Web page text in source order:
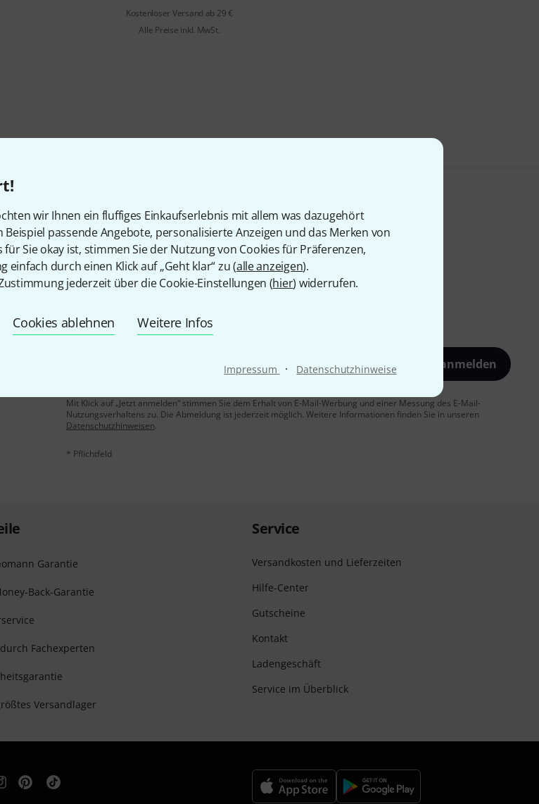
wir Ihnen ein fluffiges Einkaufserlebnis mit allem was dazugehört
Beispiel passende Angebote, personalisierte Anzeigen und das Merken von
für Sie okay ist, stimmen Sie der Nutzung von Cookies für Präferenzen,
einfach durch einen Klick auf „Geht klar“ zu (alle anzeigen).
jederzeit über die Cookie-Einstellungen (hier) widerrufen.
Cookies ablehnen Weitere Infos
Impressum · Datenschutzhinweise
Kostenloser Versand ab 29 €
Alle Preise inkl. MwSt.
Hilfe & Feedback
Glück
Jetzt anmelden
Mit Klick auf „Jetzt anmelden“ stimmen Sie dem Erhalt von E-Mail-Werbung und einer Messung des E-Mail-
Nutzungsverhaltens zu. Die Abmeldung ist jederzeit möglich. Weitere Informationen finden Sie in unseren
Datenschutzhinweisen.
* Pflichtfeld
Garantie
Back-Garantie
Fachexperten
Versandlager
Service
Versandkosten und Lieferzeiten
Hilfe-Center
Gutscheine
Kontakt
Ladengeschäft
Service im Überblick